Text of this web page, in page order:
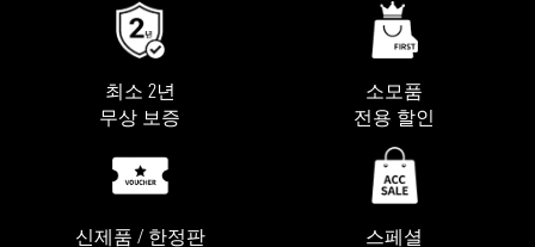
최소 2년
무상 보증
소모품
전용 할인
신제품 / 한정판
스페셜